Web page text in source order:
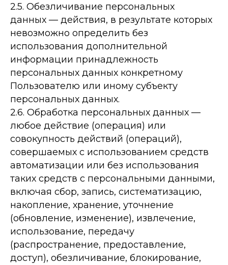
2.5. Обезличивание персональных
данных — действия, в результате которых
невозможно определить без
использования дополнительной
информации принадлежность
персональных данных конкретному
Пользователю или иному субъекту
персональных данных.
2.6. Обработка персональных данных —
любое действие (операция) или
совокупность действий (операций),
совершаемых с использованием средств
автоматизации или без использования
таких средств с персональными данными,
включая сбор, запись, систематизацию,
накопление, хранение, уточнение
(обновление, изменение), извлечение,
использование, передачу
(распространение, предоставление,
доступ), обезличивание, блокирование,